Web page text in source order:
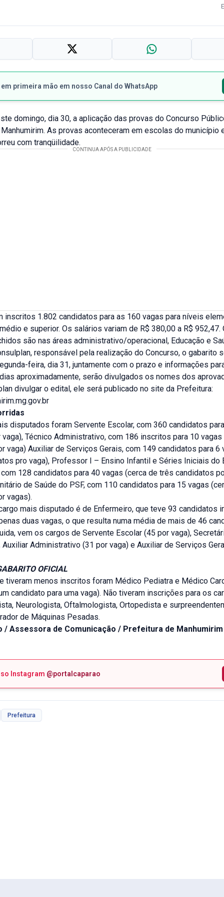
primeira mão em nosso Canal do WhatsApp
domingo, dia 30, a aplicação das provas do Concurso
As provas aconteceram em escolas do município
com tranqüilidade.
inscritos 1.802 candidatos para as 160 vagas para níveis
e superior. Os salários variam de R$ 380,00 a R$ 952,47.
são nas áreas administrativo/operacional, Educação e
responsável pela realização do Concurso, o gabarito
feira, dia 31, juntamente com o prazo e informações
aproximadamente, serão divulgados os nomes dos
divulgar o edital, ele será publicado no site da Prefeitura:
disputados foram Servente Escolar, com 360 candidatos
Técnico Administrativo, com 186 inscritos para 10
vaga) Auxiliar de Serviços Gerais, com 149 candidatos para 6
pro vaga), Professor I – Ensino Infantil e Séries Iniciais do
com 128 candidatos para 40 vagas (cerca de três candidatos
de Saúde do PSF, com 110 candidatos para 15 vagas
vagas).
mais disputado é de Enfermeiro, que teve 93 candidatos
duas vagas, o que resulta numa média de mais de 46
vem os cargos de Servente Escolar (45 por vaga),
Auxiliar Administrativo (31 por vaga) e Auxiliar de Serviços
OFICIAL
tiveram menos inscritos foram Médico Pediatra e Médico
candidato para uma vaga). Não tiveram inscrições para os
Neurologista, Oftalmologista, Ortopedista e
de Máquinas Pesadas.
/ Assessora de Comunicação / Prefeitura de
Instagram @portalcaparao
Prefeitura